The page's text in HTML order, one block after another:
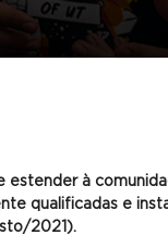
estender à
qualificadas e
2021).